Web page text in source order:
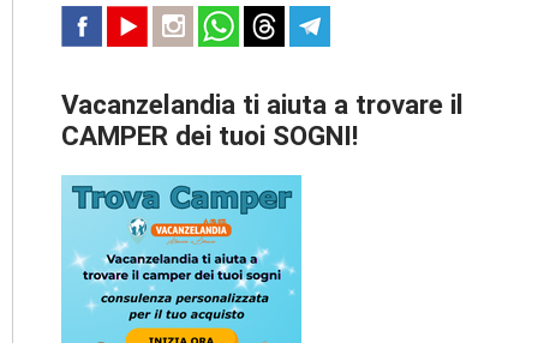
Vacanzelandia ti aiuta a trovare il
CAMPER dei tuoi SOGNI!